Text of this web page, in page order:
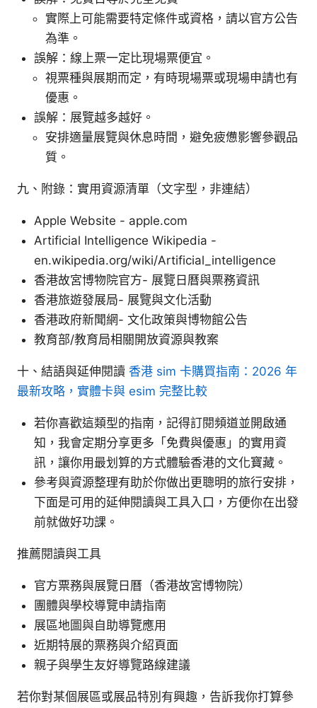
實際上可能需要特定條件或資格，請以官方公告
為準。
誤解：線上票一定比現場票便宜。
視票種與展期而定，有時現場票或現場申請也有
優惠。
誤解：展覽越多越好。
安排適量展覽與休息時間，避免疲憊影響參觀品
質。
九、附錄：實用資源清單（文字型，非連結）
Apple Website - apple.com
Artificial Intelligence Wikipedia -
en.wikipedia.org/wiki/Artificial_intelligence
香港故宮博物院官方- 展覽日曆與票務資訊
香港旅遊發展局- 展覽與文化活動
香港政府新聞網- 文化政策與博物館公告
教育部/教育局相關開放資源與教案
十、結語與延伸閱讀 香港 sim 卡購買指南：2026 年
最新攻略，實體卡與 esim 完整比較
若你喜歡這類型的指南，記得訂閱頻道並開啟通
知，我會定期分享更多「免費與優惠」的實用資
訊，讓你用最划算的方式體驗香港的文化寶藏。
參考與資源整理有助於你做出更聰明的旅行安排，
下面是可用的延伸閱讀與工具入口，方便你在出發
前就做好功課。
推薦閱讀與工具
官方票務與展覽日曆（香港故宮博物院）
團體與學校導覽申請指南
展區地圖與自助導覽應用
近期特展的票務與介紹頁面
親子與學生友好導覽路線建議
若你對某個展區或展品特別有興趣，告訴我你打算參